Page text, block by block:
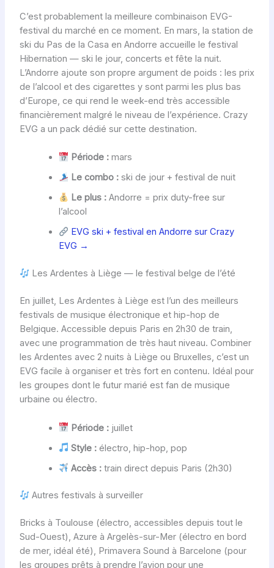
C’est probablement la meilleure combinaison EVG-
festival du marché en ce moment. En mars, la station de
ski du Pas de la Casa en Andorre accueille le festival
Hibernation — ski le jour, concerts et fête la nuit.
L’Andorre ajoute son propre argument de poids : les prix
de l’alcool et des cigarettes y sont parmi les plus bas
d’Europe, ce qui rend le week-end très accessible
financièrement malgré le niveau de l’expérience. Crazy
EVG a un pack dédié sur cette destination.
Période : mars
Le combo : ski de jour + festival de nuit
Le plus : Andorre = prix duty-free sur
l’alcool
EVG ski + festival en Andorre sur Crazy
EVG →
Les Ardentes à Liège — le festival belge de l’été
En juillet, Les Ardentes à Liège est l’un des meilleurs
festivals de musique électronique et hip-hop de
Belgique. Accessible depuis Paris en 2h30 de train,
avec une programmation de très haut niveau. Combiner
les Ardentes avec 2 nuits à Liège ou Bruxelles, c’est un
EVG facile à organiser et très fort en contenu. Idéal pour
les groupes dont le futur marié est fan de musique
urbaine ou électro.
Période : juillet
Style : électro, hip-hop, pop
Accès : train direct depuis Paris (2h30)
Autres festivals à surveiller
Bricks à Toulouse (électro, accessibles depuis tout le
Sud-Ouest), Azure à Argelès-sur-Mer (électro en bord
de mer, idéal été), Primavera Sound à Barcelone (pour
les groupes prêts à prendre l’avion pour une